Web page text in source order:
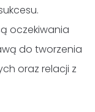
oczekiwania
do tworzenia
oraz relacji z